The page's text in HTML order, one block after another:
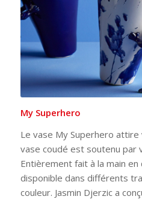
My Superhero
Le vase My Superhero attire
vase coudé est soutenu
Entièrement fait à la main
disponible dans différents
couleur. Jasmin Djerzic a